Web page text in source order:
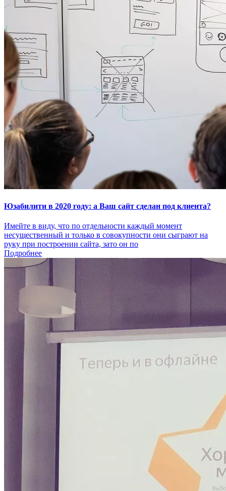
Юзабилити в 2020 году: а Ваш сайт сделан под клиента?
Имейте в виду, что по отдельности каждый момент
несущественный и только в совокупности они сыграют на
руку при построении сайта, зато он по
Подробнее